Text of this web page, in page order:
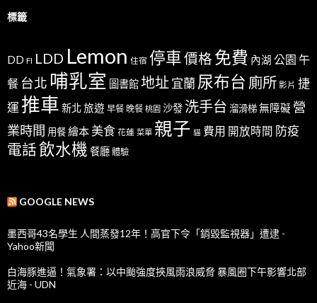
標籤
DD FI LDD Lemon 住宿 停車價格 免費 內湖 公園 午
餐 台北 哺乳室 圖書館地址宜蘭尿布台 廁所 影片 捷
運推車 新北旅遊 早餐 晚餐 桃園 沙發 洗手台 溜滑梯無障礙 營
業時間 用餐繪本 美食 花蓮 菜單 親子 貓 費用 開放時間 防疫
電話飲水機 餐廳 體驗
GOOGLE NEWS
墨西哥43名學生 人間蒸發12年！高官下令「銷毀監視器」遭逮 -
Yahoo新聞
白海豚進逼！氣象署：以中颱強度挾風雨浪威脅 暴風圈下午影響北部
近海 - UDN